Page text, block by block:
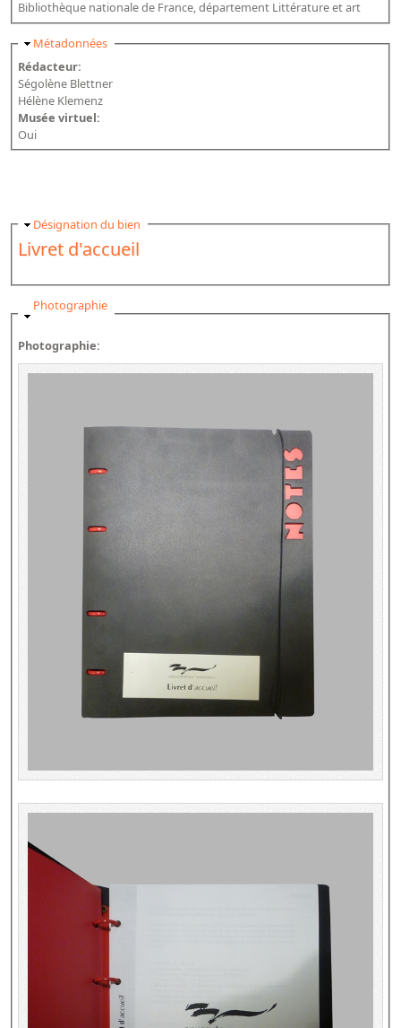
Bibliothèque nationale de France, département Littérature et art
Masquer
Métadonnées
Rédacteur:
Ségolène Blettner
Hélène Klemenz
Musée virtuel:
Oui
Masquer
Désignation du bien
Livret d'accueil
Masquer
Photographie
Photographie: